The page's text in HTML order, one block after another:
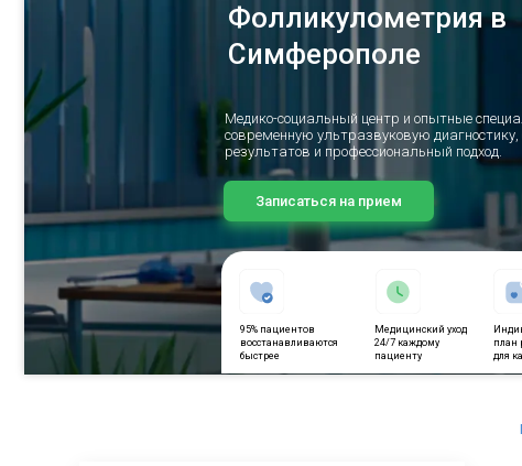
Фолликулометрия в
Симферополе
95% пациентов
восстанавливаются
быстрее
Записаться на прием
Медико-социальный центр и опытные
современную ультразвуковую диагностику,
результатов и профессиональный подход.
Медицинский уход
24/7 каждому
пациенту
план
для